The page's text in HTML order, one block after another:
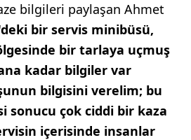
bilgileri paylaşan Ahmet
bir servis minibüsü,
bir tarlaya uçmuş
kadar bilgiler var
bilgisini verelim; bu
sonucu çok ciddi bir kaza
içerisinde insanlar